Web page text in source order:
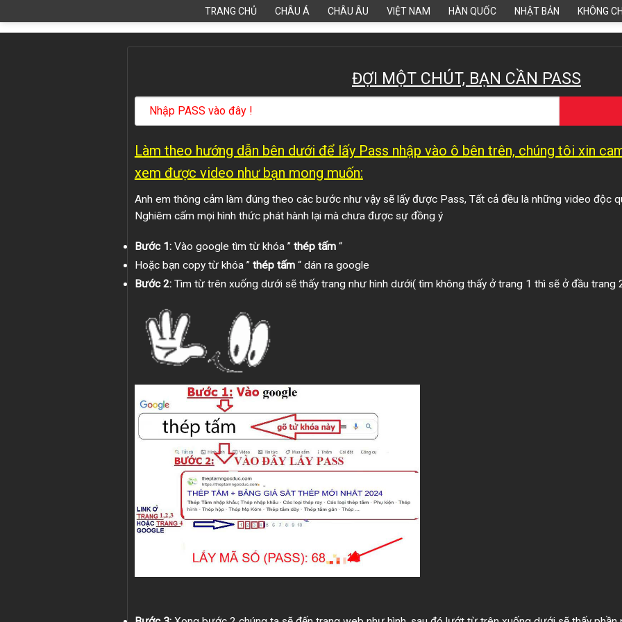
to
TRANG CHỦ CHÂU Á CHÂU ÂU VIỆT NAM HÀN QUỐC NHẬT BẢN KHÔNG
ĐỢI MỘT CHÚT, BẠN CẦN PASS
Làm theo hướng dẫn bên dưới để lấy Pass nhập vào ô bên trên, chúng tôi xin
xem được video như bạn mong muốn:
Anh em thông cảm làm đúng theo các bước như vậy sẽ lấy được Pass, Tất cả đều là những video độc
Nghiêm cấm mọi hình thức phát hành lại mà chưa được sự đồng ý
Bước 1:Vào google tìm từ khóa ” thép tấm“
Hoặc bạn copy từ khóa ” thép tấm“ dán ra google
Bước 2:Tìm từ trên xuống dưới sẽ thấy trang như hình dưới( tìm không thấy ở trang 1 thì sẽ ở đầu trang